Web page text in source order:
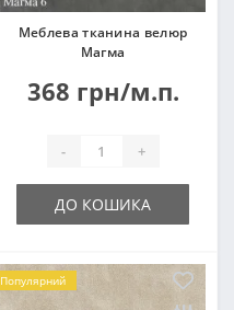
Меблева тканина велюр
Магма
368 грн/м.п.
- +
ДО КОШИКА
Популярний